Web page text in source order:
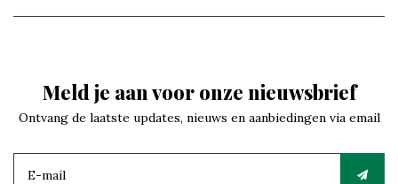
Meld je aan voor onze nieuwsbrief
Ontvang de laatste updates, nieuws en aanbiedingen via email